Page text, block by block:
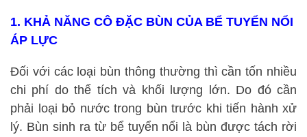
1. KHẢ NĂNG CÔ ĐẶC BÙN CỦA BỂ TUYỂN NỔI
ÁP LỰC
Đối với các loại bùn thông thường thì cần tốn nhiều
chi phí do thể tích và khối lượng lớn. Do đó cần
phải loại bỏ nước trong bùn trước khi tiến hành xử
lý. Bùn sinh ra từ bể tuyển nổi là bùn được tách rời